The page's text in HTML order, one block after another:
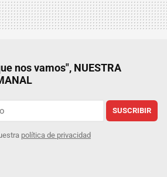
nos vamos", NUESTRA
SUSCRIBIR
política de privacidad